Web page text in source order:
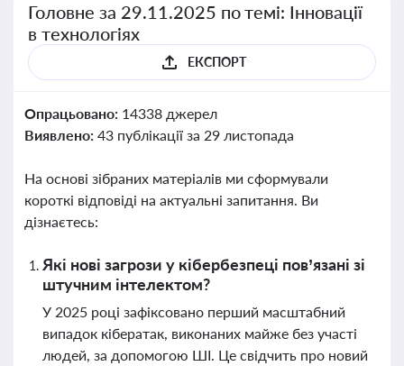
Головне за 29.11.2025 по темі: Інновації
в технологіях
ЕКСПОРТ
Опрацьовано: 14338 джерел
Виявлено: 43 публікації за 29 листопада
На основі зібраних матеріалів ми сформували
короткі відповіді на актуальні запитання. Ви
дізнаєтесь:
Які нові загрози у кібербезпеці пов’язані зі
штучним інтелектом?
У 2025 році зафіксовано перший масштабний
випадок кібератак, виконаних майже без участі
людей, за допомогою ШІ. Це свідчить про новий